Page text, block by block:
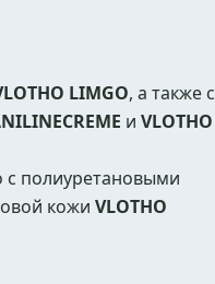
LIMGO, а также с
и VLOTHO
с полиуретановыми
кожи VLOTHO